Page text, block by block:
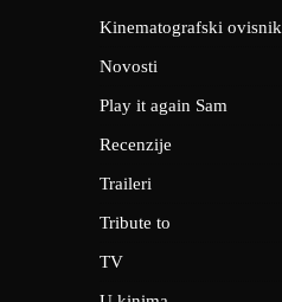
Kinematografski ovisnik
Novosti
Play it again Sam
Recenzije
Traileri
Tribute to
TV